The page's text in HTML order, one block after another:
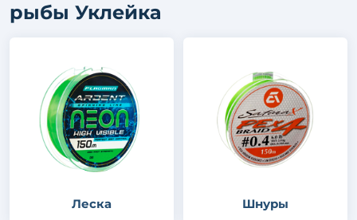
рыбы Уклейка
Леска Шнуры